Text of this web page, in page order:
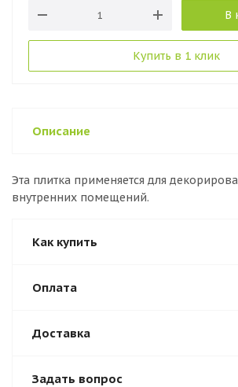
В
Купить в 1 клик
Описание
Эта плитка применяется для
внутренних помещений.
Как купить
Оплата
Доставка
Задать вопрос